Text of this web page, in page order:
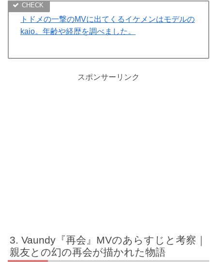
トドメの一撃のMVに出てくるイケメンはモデルの
kaio。年齢や経歴を調べました。
スポンサーリンク
Vaundy『再会』MVのあらすじと考察｜
親友との幻の再会が描かれた物語